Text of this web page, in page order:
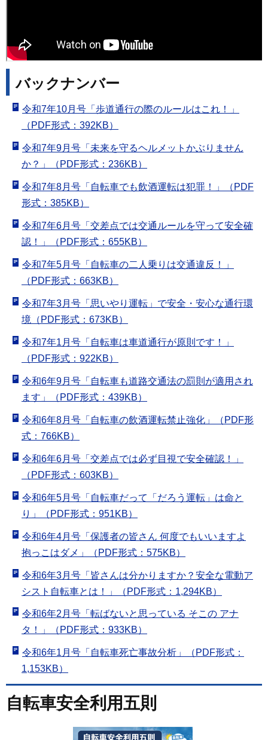
バックナンバー
令和7年10月号「歩道通行の際のルールはこれ！」
（PDF形式：392KB）
令和7年9月号「未来を守るヘルメットかぶりません
か？」（PDF形式：236KB）
令和7年8月号「自転車でも飲酒運転は犯罪！」（PDF
形式：385KB）
令和7年6月号「交差点では交通ルールを守って安全確
認！」（PDF形式：655KB）
令和7年5月号「自転車の二人乗りは交通違反！」
（PDF形式：663KB）
令和7年3月号「思いやり運転」で安全・安心な通行環
境（PDF形式：673KB）
令和7年1月号「自転車は車道通行が原則です！」
（PDF形式：922KB）
令和6年9月号「自転車も道路交通法の罰則が適用され
ます」（PDF形式：439KB）
令和6年8月号「自転車の飲酒運転禁止強化」（PDF形
式：766KB）
令和6年6月号「交差点では必ず目視で安全確認！」
（PDF形式：603KB）
令和6年5月号「自転車だって「だろう運転」は命と
り」（PDF形式：951KB）
令和6年4月号「保護者の皆さん 何度でもいいますよ
抱っこはダメ」（PDF形式：575KB）
令和6年3月号「皆さんは分かりますか？安全な電動ア
シスト自転車とは！」（PDF形式：1,294KB）
令和6年2月号「転ばないと思っている そこの アナ
タ！」（PDF形式：933KB）
令和6年1月号「自転車死亡事故分析」（PDF形式：
1,153KB）
自転車安全利用五則